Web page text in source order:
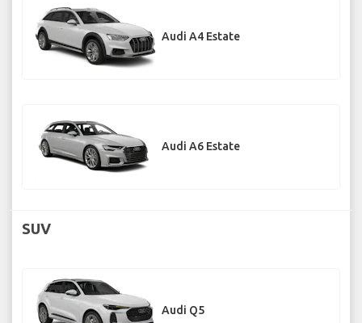
Audi A4 Estate
Audi A6 Estate
SUV
Audi Q5